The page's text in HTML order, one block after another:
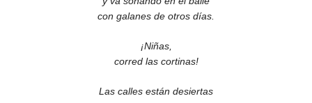
con galanes de otros días.
¡Niñas,
corred las cortinas!
Las calles están desiertas